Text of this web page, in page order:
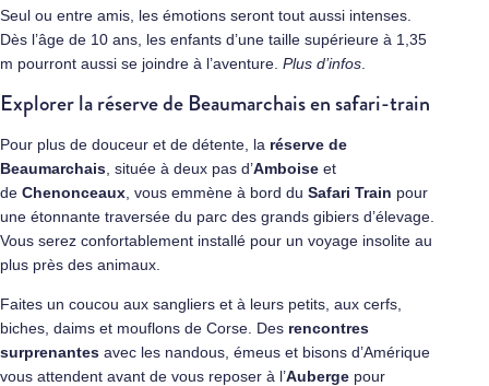
Seul ou entre amis, les émotions seront tout aussi intenses.
Dès l’âge de 10 ans, les enfants d’une taille supérieure à 1,35
m pourront aussi se joindre à l’aventure. Plus d’infos
Explorer la réserve de Beaumarchais en safari-train
Pour plus de douceur et de détente, la réserve de
Beaumarchais , située à deux pas d’Amboise et
de Chenonceaux , vous emmène à bord du Safari Train pour
une étonnante traversée du parc des grands gibiers d’élevage.
Vous serez confortablement installé pour un voyage insolite au
plus près des animaux.
Faites un coucou aux sangliers et à leurs petits, aux cerfs,
biches, daims et mouflons de Corse. Des rencontres
surprenantes avec les nandous, émeus et bisons d’Amérique
vous attendent avant de vous reposer à l’Auberge pour